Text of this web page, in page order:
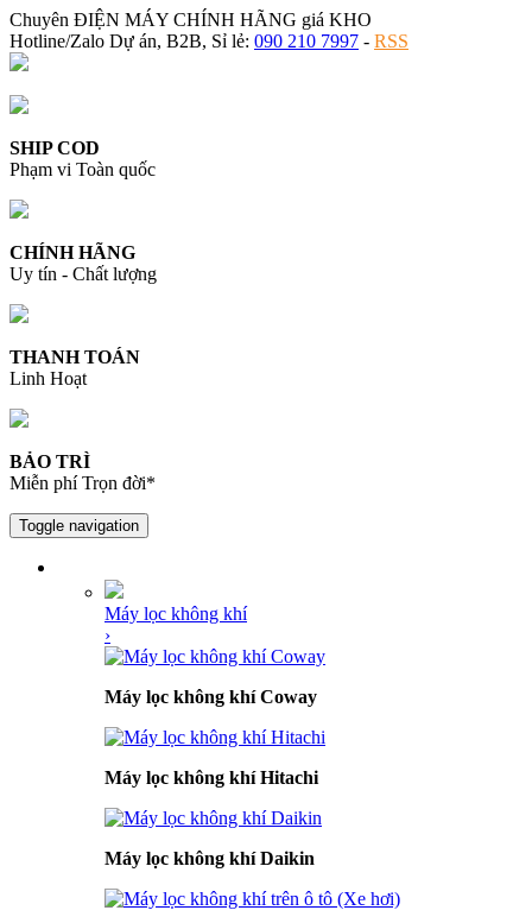
Chuyên ĐIỆN MÁY CHÍNH HÃNG giá KHO
Hotline/Zalo Dự án, B2B, Sỉ lẻ: 090 210 7997 - RSS
SHIP COD
Phạm vi Toàn quốc
CHÍNH HÃNG
Uy tín - Chất lượng
THANH TOÁN
Linh Hoạt
BẢO TRÌ
Miễn phí Trọn đời*
Toggle navigation
Máy lọc không khí
›
Máy lọc không khí Coway
Máy lọc không khí Hitachi
Máy lọc không khí Daikin